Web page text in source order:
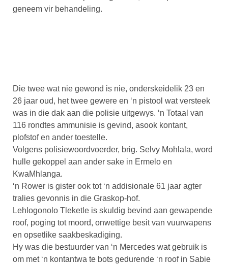
geneem vir behandeling.
Die twee wat nie gewond is nie, onderskeidelik 23 en
26 jaar oud, het twee gewere en ‘n pistool wat versteek
was in die dak aan die polisie uitgewys. ‘n Totaal van
116 rondtes ammunisie is gevind, asook kontant,
plofstof en ander toestelle.
Volgens polisiewoordvoerder, brig. Selvy Mohlala, word
hulle gekoppel aan ander sake in Ermelo en
KwaMhlanga.
‘n Rower is gister ook tot ‘n addisionale 61 jaar agter
tralies gevonnis in die Graskop-hof.
Lehlogonolo Tleketle is skuldig bevind aan gewapende
roof, poging tot moord, onwettige besit van vuurwapens
en opsetlike saakbeskadiging.
Hy was die bestuurder van ‘n Mercedes wat gebruik is
om met ‘n kontantwa te bots gedurende ‘n roof in Sabie